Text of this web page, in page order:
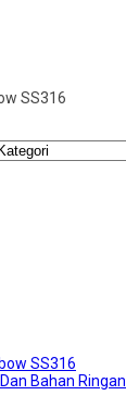
SS316
SS316
Bahan Ringan